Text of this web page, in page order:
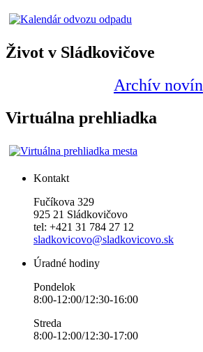
Život v Sládkovičove
Archív novín
Virtuálna prehliadka
Kontakt
Fučíkova 329
925 21 Sládkovičovo
tel: +421 31 784 27 12
sladkovicovo@sladkovicovo.sk
Úradné hodiny
Pondelok
8:00-12:00/12:30-16:00
Streda
8:00-12:00/12:30-17:00